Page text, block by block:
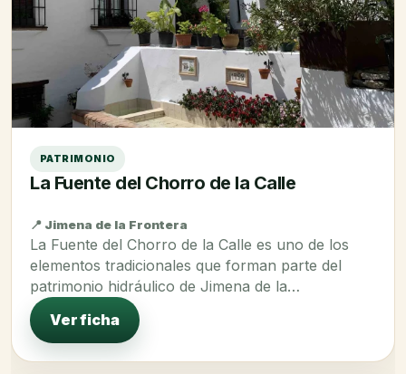
PATRIMONIO
La Fuente del Chorro de la Calle
📍 Jimena de la Frontera
La Fuente del Chorro de la Calle es uno de los
elementos tradicionales que forman parte del
patrimonio hidráulico de Jimena de la…
Ver ficha